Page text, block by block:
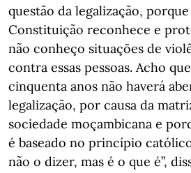
questão da legalização,
Constituição reconhece e
não conheço situações de
contra essas pessoas. Acho
cinquenta anos não haverá
legalização, por causa da
sociedade moçambicana e
é baseado no princípio
não o dizer, mas é o que é”,